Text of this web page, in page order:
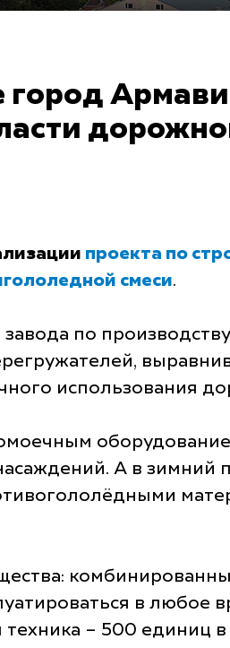
проекта по
смеси.
по
использования
А в
в любое
– 500 единиц